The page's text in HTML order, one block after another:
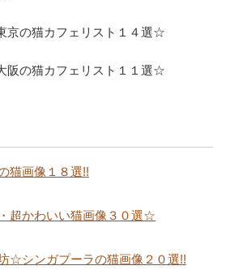
京の猫カフェリスト１４選☆
阪の猫カフェリスト１１選☆
猫画像１８選!!
超かわいい猫画像３０選☆
☆シンガプーラの猫画像２０選!!